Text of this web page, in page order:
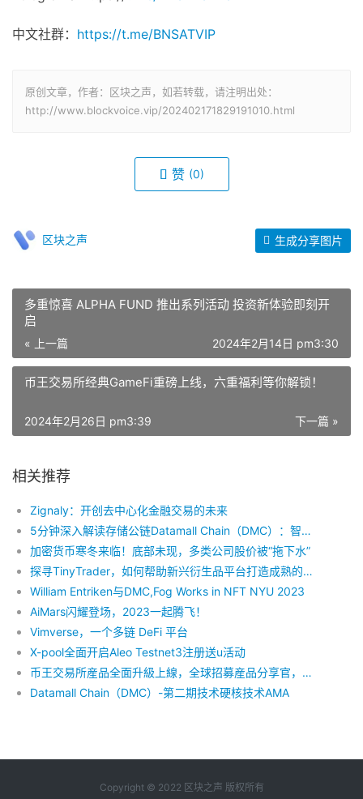
中文社群： https://t.me/BNSATVIP
原创文章，作者：区块之声，如若转载，请注明出处：
http://www.blockvoice.vip/202402171829191010.html
赞 (0)
区块之声 生成分享图片
多重惊喜 ALPHA FUND 推出系列活动 投资新体验即刻开
启
« 上一篇 2024年2月14日 pm3:30
币王交易所经典GameFi重磅上线，六重福利等你解锁！
下一篇 »
2024年2月26日 pm3:39
相关推荐
Zignaly：开创去中心化金融交易的未来
5分钟深入解读存储公链Datamall Chain（DMC）：智能合约、合作伙伴及代币模型
加密货币寒冬来临！底部未现，多类公司股价被“拖下水”
探寻TinyTrader，如何帮助新兴衍生品平台打造成熟的Web3产品体系并实现盈利增长
William Entriken与DMC,Fog Works in NFT NYU 2023
AiMars闪耀登场，2023一起腾飞！
Vimverse，一个多链 DeFi 平台
X-pool全面开启Aleo Testnet3注册送u活动
币王交易所産品全面升級上線，全球招募産品分享官，共享佛光普照！
Datamall Chain（DMC）-第二期技术硬核技术AMA
Copyright © 2022 区块之声 版权所有